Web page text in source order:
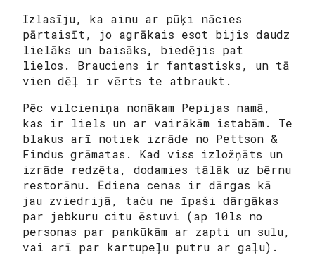
Izlasīju, ka ainu ar pūķi nācies
pārtaisīt, jo agrākais esot bijis daudz
lielāks un baisāks, biedējis pat
lielos. Brauciens ir fantastisks, un tā
vien dēļ ir vērts te atbraukt.
Pēc vilcieniņa nonākam Pepijas namā,
kas ir liels un ar vairākām istabām. Te
blakus arī notiek izrāde no Pettson &
Findus grāmatas. Kad viss izložņāts un
izrāde redzēta, dodamies tālāk uz bērnu
restorānu. Ēdiena cenas ir dārgas kā
jau zviedrijā, taču ne īpaši dārgākas
par jebkuru citu ēstuvi (ap 10ls no
personas par pankūkām ar zapti un sulu,
vai arī par kartupeļu putru ar gaļu).